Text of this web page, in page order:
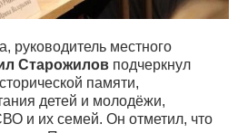
руководитель местного
Старожилов подчеркнул
памяти,
детей и молодёжи,
и их семей. Он отметил, что